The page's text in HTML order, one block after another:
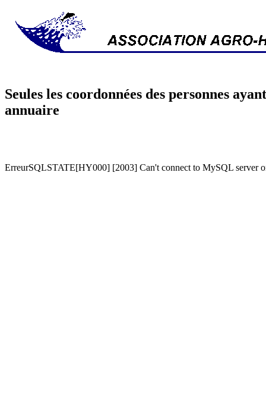
Seules les coordonnées des personnes
annuaire
ErreurSQLSTATE[HY000] [2003] Can't connect to MySQL server